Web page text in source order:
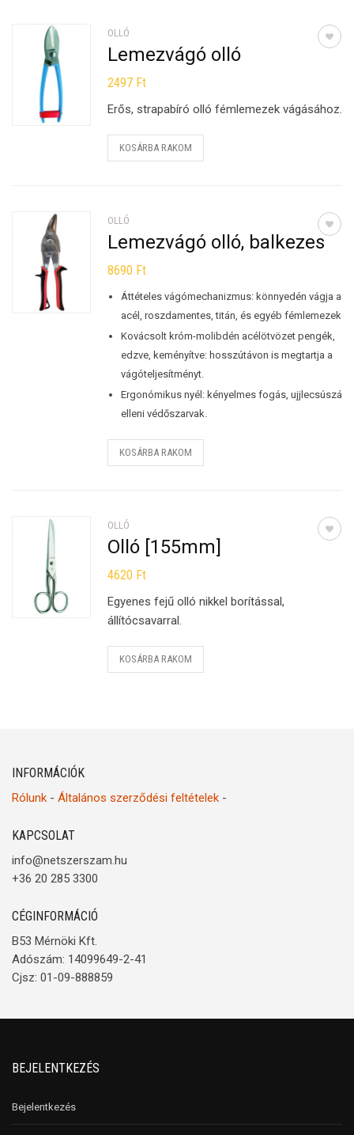
OLLÓ
Lemezvágó olló
2497 Ft
Erős, strapabíró olló fémlemezek vágásához.
KOSÁRBA RAKOM
OLLÓ
Lemezvágó olló, balkezes
8690 Ft
Áttételes vágómechanizmus: könnyedén vágja az
acél, roszdamentes, titán, és egyéb fémlemezeket.
Kovácsolt króm-molibdén acélötvözet pengék,
edzve, keményítve: hosszútávon is megtartja a
vágóteljesítményt.
Ergonómikus nyél: kényelmes fogás, ujjlecsúszás
elleni védőszarvak.
KOSÁRBA RAKOM
OLLÓ
Olló [155mm]
4620 Ft
Egyenes fejű olló nikkel borítással,
állítócsavarral.
KOSÁRBA RAKOM
INFORMÁCIÓK
Rólunk - Általános szerződési feltételek -
KAPCSOLAT
info@netszerszam.hu
+36 20 285 3300
CÉGINFORMÁCIÓ
B53 Mérnöki Kft.
Adószám: 14099649-2-41
Cjsz: 01-09-888859
BEJELENTKEZÉS
Bejelentkezés